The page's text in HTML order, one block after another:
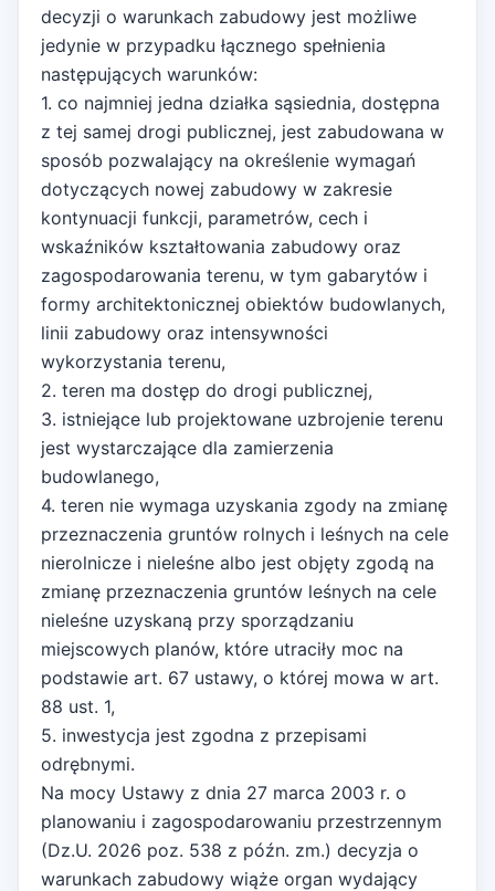
decyzji o warunkach zabudowy jest możliwe
jedynie w przypadku łącznego spełnienia
następujących warunków:
1. co najmniej jedna działka sąsiednia, dostępna
z tej samej drogi publicznej, jest zabudowana w
sposób pozwalający na określenie wymagań
dotyczących nowej zabudowy w zakresie
kontynuacji funkcji, parametrów, cech i
wskaźników kształtowania zabudowy oraz
zagospodarowania terenu, w tym gabarytów i
formy architektonicznej obiektów budowlanych,
linii zabudowy oraz intensywności
wykorzystania terenu,
2. teren ma dostęp do drogi publicznej,
3. istniejące lub projektowane uzbrojenie terenu
jest wystarczające dla zamierzenia
budowlanego,
4. teren nie wymaga uzyskania zgody na zmianę
przeznaczenia gruntów rolnych i leśnych na cele
nierolnicze i nieleśne albo jest objęty zgodą na
zmianę przeznaczenia gruntów leśnych na cele
nieleśne uzyskaną przy sporządzaniu
miejscowych planów, które utraciły moc na
podstawie art. 67 ustawy, o której mowa w art.
88 ust. 1,
5. inwestycja jest zgodna z przepisami
odrębnymi.
Na mocy Ustawy z dnia 27 marca 2003 r. o
planowaniu i zagospodarowaniu przestrzennym
(Dz.U. 2026 poz. 538 z późn. zm.) decyzja o
warunkach zabudowy wiąże organ wydający